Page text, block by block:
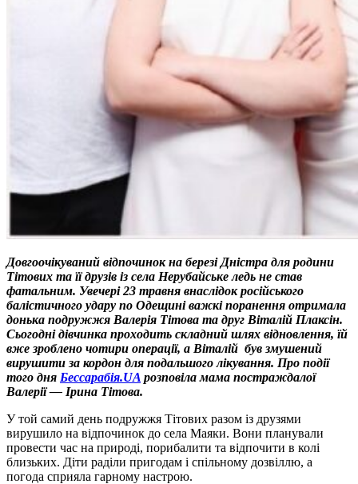
Довгоочікуваний відпочинок на березі Дністра для родини
Тітових та її друзів із села Нерубайське ледь не став
фатальним. Увечері 23 травня внаслідок російського
балістичного удару по Одещині важкі поранення отримала
донька подружжя Валерія Тітова та друг Віталій Плаксін.
Сьогодні дівчинка проходить складний шлях відновлення, їй
вже зроблено чотири операції, а Віталій був змушений
вирушити за кордон для подальшого лікування. Про події
того дня Бессарабія.UA розповіла мама постраждалої
Валерії — Ірина Тітова.
У той самий день подружжя Тітових разом із друзями
вирушило на відпочинок до села Маяки. Вони планували
провести час на природі, порибалити та відпочити в колі
близьких. Діти раділи пригодам і спільному дозвіллю, а
погода сприяла гарному настрою.